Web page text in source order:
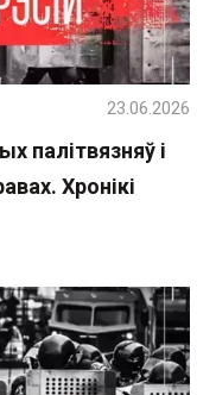
палітвязняў і
Хронікі
23.06.2026